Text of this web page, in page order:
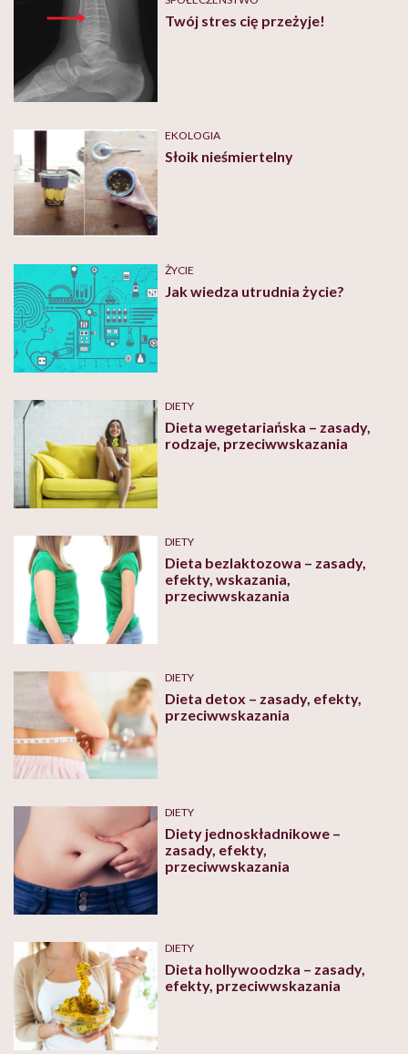
Twój stres cię przeżyje!
EKOLOGIA
Słoik nieśmiertelny
ŻYCIE
Jak wiedza utrudnia życie?
DIETY
Dieta wegetariańska – zasady,
rodzaje, przeciwwskazania
DIETY
Dieta bezlaktozowa – zasady,
efekty, wskazania,
przeciwwskazania
DIETY
Dieta detox – zasady, efekty,
przeciwwskazania
DIETY
Diety jednoskładnikowe –
zasady, efekty,
przeciwwskazania
DIETY
Dieta hollywoodzka – zasady,
efekty, przeciwwskazania